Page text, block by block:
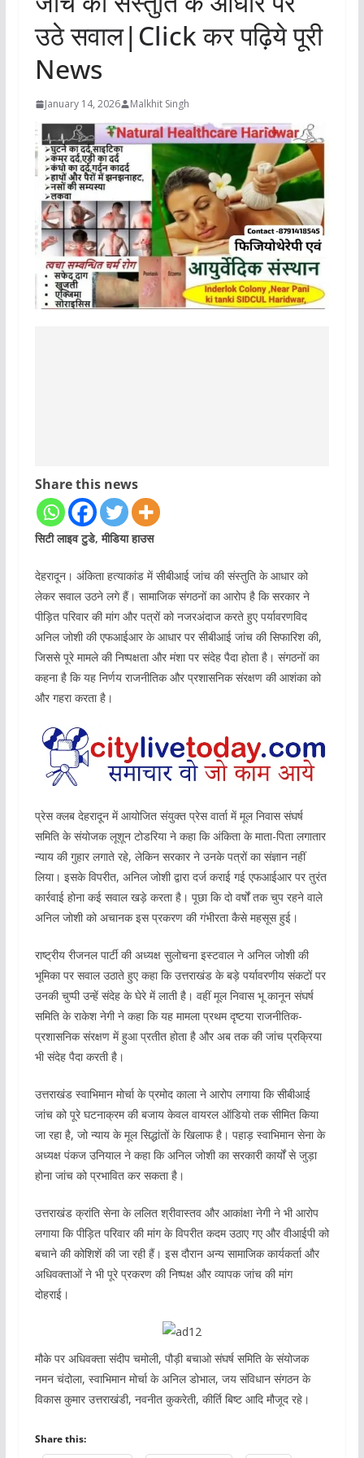
उठे सवाल|Click कर पढ़िये पूरी
News
January 14, 2026 Malkhit Singh
Share this news
सिटी लाइव टुडे, मीडिया हाउस
देहरादून। अंकिता हत्याकांड में सीबीआई जांच की संस्तुति के आधार को
लेकर सवाल उठने लगे हैं। सामाजिक संगठनों का आरोप है कि सरकार ने
पीड़ित परिवार की मांग और पत्रों को नजरअंदाज करते हुए पर्यावरणविद
अनिल जोशी की एफआईआर के आधार पर सीबीआई जांच की सिफारिश की,
जिससे पूरे मामले की निष्पक्षता और मंशा पर संदेह पैदा होता है। संगठनों का
कहना है कि यह निर्णय राजनीतिक और प्रशासनिक संरक्षण की आशंका को
और गहरा करता है।
प्रेस क्लब देहरादून में आयोजित संयुक्त प्रेस वार्ता में मूल निवास संघर्ष
समिति के संयोजक लूशून टोडरिया ने कहा कि अंकिता के माता-पिता लगातार
न्याय की गुहार लगाते रहे, लेकिन सरकार ने उनके पत्रों का संज्ञान नहीं
लिया। इसके विपरीत, अनिल जोशी द्वारा दर्ज कराई गई एफआईआर पर तुरंत
कार्रवाई होना कई सवाल खड़े करता है। पूछा कि दो वर्षों तक चुप रहने वाले
अनिल जोशी को अचानक इस प्रकरण की गंभीरता कैसे महसूस हुई।
राष्ट्रीय रीजनल पार्टी की अध्यक्ष सुलोचना इस्टवाल ने अनिल जोशी की
भूमिका पर सवाल उठाते हुए कहा कि उत्तराखंड के बड़े पर्यावरणीय संकटों पर
उनकी चुप्पी उन्हें संदेह के घेरे में लाती है। वहीं मूल निवास भू कानून संघर्ष
समिति के राकेश नेगी ने कहा कि यह मामला प्रथम दृष्टया राजनीतिक-
प्रशासनिक संरक्षण में हुआ प्रतीत होता है और अब तक की जांच प्रक्रिया
भी संदेह पैदा करती है।
उत्तराखंड स्वाभिमान मोर्चा के प्रमोद काला ने आरोप लगाया कि सीबीआई
जांच को पूरे घटनाक्रम की बजाय केवल वायरल ऑडियो तक सीमित किया
जा रहा है, जो न्याय के मूल सिद्धांतों के खिलाफ है। पहाड़ स्वाभिमान सेना के
अध्यक्ष पंकज उनियाल ने कहा कि अनिल जोशी का सरकारी कार्यों से जुड़ा
होना जांच को प्रभावित कर सकता है।
उत्तराखंड क्रांति सेना के ललित श्रीवास्तव और आकांक्षा नेगी ने भी आरोप
लगाया कि पीड़ित परिवार की मांग के विपरीत कदम उठाए गए और वीआईपी को
बचाने की कोशिशें की जा रही हैं। इस दौरान अन्य सामाजिक कार्यकर्ता और
अधिवक्ताओं ने भी पूरे प्रकरण की निष्पक्ष और व्यापक जांच की मांग
दोहराई।
मौके पर अधिवक्ता संदीप चमोली, पौड़ी बचाओ संघर्ष समिति के संयोजक
नमन चंदोला, स्वाभिमान मोर्चा के अनिल डोभाल, जय संविधान संगठन के
विकास कुमार उत्तराखंडी, नवनीत कुकरेती, कीर्ति बिष्ट आदि मौजूद रहे।
Share this: